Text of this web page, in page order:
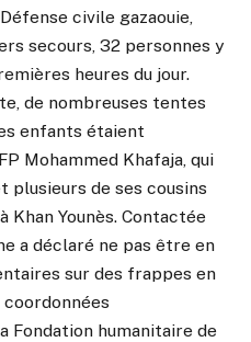
civile gazaouie,
secours, 32 personnes y
heures du jour.
de nombreuses tentes
enfants étaient
Mohammed Khafaja, qui
plusieurs de ses cousins
Khan Younès. Contactée
a déclaré ne pas être en
sur des frappes en
coordonnées
Fondation humanitaire de